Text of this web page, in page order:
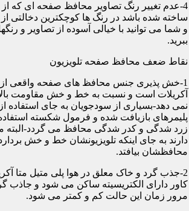
ساخته شده باشد در رنگ ها کوچکترین دخالتی
و شما می توانید با خیالی آسوده از تصاویر و
ببرید.
نقاط ضعف محافظ صفحه تلویزیون
1-خش پذیری جنس محافظ های صفحه واقعی از
آکریلات است و نسبت به خط و خش مقاومت
نمی دهد-بسیاری از سودجویان به جای استفاده از
پلیمرهای بازیافت شده و فرمول شکسته
زرد شدگی و کدر شدگی محافظ می گردد-
دارند به جای اینکه تلویزیونشان خط و خش
محافظشان بیافتد.
2-جذب گرد و خاک معلق در هوا پلی متیل متا
کاور دارای الکتریسیته ساکن می شود و جاذب
مرور زمان این حالت کم و کمتر می شود.